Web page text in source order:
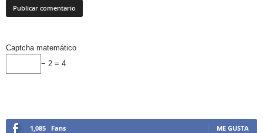
Captcha matemático
− 2 = 4
1,085 Fans ME GUSTA